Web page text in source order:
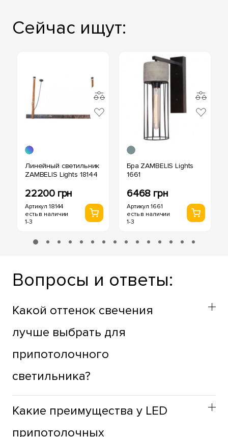
Сейчас ищут:
Линейный светильник
ZAMBELIS Lights 18144
22200 грн
Артикул 18144
есть в наличии
1-3
Бра ZAMBELIS Lights
1661
6468 грн
Артикул 1661
есть в наличии
1-3
Вопросы и ответы:
Какой оттенок свечения
лучше выбрать для
припотолочного
светильника?
Оттенок припотолочных светильников стоит выбирать
учитывая функциональное назначение пространства.
Для жилых зон лучше использовать теплый оттенок,
Какие преимущества у LED
припотолочных